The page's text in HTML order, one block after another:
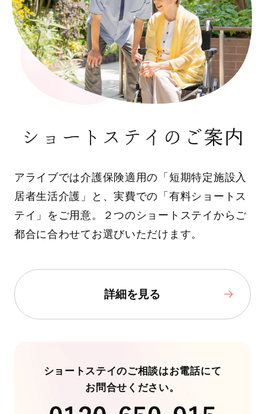
ショートステイのご案内
アライブでは介護保険適用の「短期特定施設入
居者生活介護」と、実費での「有料ショートス
テイ」をご用意。２つのショートステイからご
都合に合わせてお選びいただけます。
詳細を見る
ショートステイのご相談はお電話にて
お問合せください。